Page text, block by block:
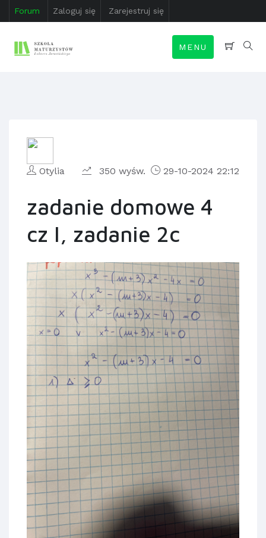
Forum Zaloguj się Zarejestruj się
MENU
Otylia 350 wyśw. 29-10-2024 22:12
zadanie domowe 4
cz I, zadanie 2c